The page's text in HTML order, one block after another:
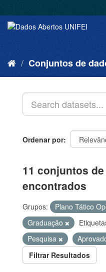
Conjuntos de
Ordenar por
11 conjuntos
encontrados
Grupos:
Plano Tático
Graduação
Pesquisa
Filtrar Resultados